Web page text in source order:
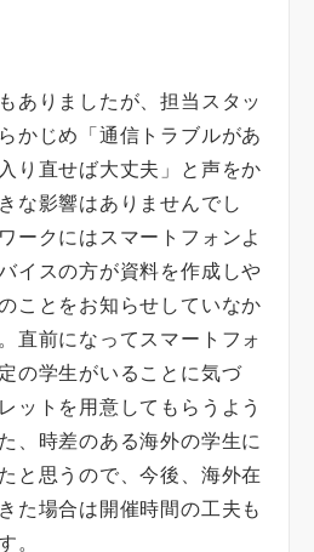
ありましたが、担当スタッ
かじめ「通信トラブルがあ
り直せば大丈夫」と声をか
な影響はありませんでし
ークにはスマートフォンよ
イスの方が資料を作成しや
ことをお知らせしていなか
直前になってスマートフォ
の学生がいることに気づ
ットを用意してもらうよう
、時差のある海外の学生に
と思うので、今後、海外在
た場合は開催時間の工夫も
。